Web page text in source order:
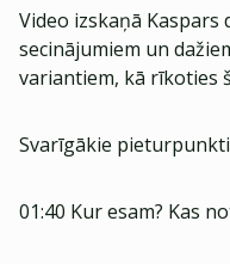
Video izskaņā Kaspars
secinājumiem un
variantiem, kā rīkoties
Svarīgākie
01:40 Kur esam? Kas